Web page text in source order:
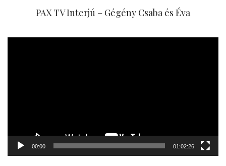
PAX TV Interjú – Gégény Csaba és Éva
00:00 01:02:26